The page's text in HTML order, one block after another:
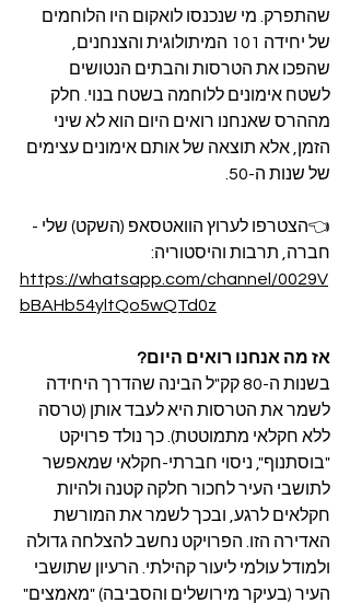
שהתפרק. מי שנכנסו לואקום היו הלוחמים
של יחידה 101 המיתולוגית והצנחנים,
שהפכו את הטרסות והבתים הנטושים
לשטח אימונים ללוחמה בשטח בנוי. חלק
מההרס שאנחנו רואים היום הוא לא שיני
הזמן, אלא תוצאה של אותם אימונים עצימים
של שנות ה-50.
👈הצטרפו לערוץ הוואטסאפ (השקט) שלי -
חברה, תרבות והיסטוריה:
https://whatsapp.com/channel/0029V
bBAHb54yltQo5wQTd0z
אז מה אנחנו רואים היום?
בשנות ה-80 קק"ל הבינה שהדרך היחידה
לשמר את הטרסות היא לעבד אותן (טרסה
ללא חקלאי מתמוטטת). כך נולד פרויקט
"בוסתנוף", ניסוי חברתי-חקלאי שמאפשר
לתושבי העיר לחכור חלקה קטנה ולהיות
חקלאים לרגע, ובכך לשמר את המורשת
האדירה הזו. הפרויקט נחשב להצלחה גדולה
ולמודל עולמי ליעור קהילתי. הרעיון שתושבי
העיר (בעיקר מירושלים והסביבה) "מאמצים"